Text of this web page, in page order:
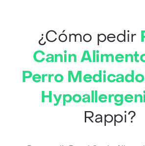
¿Cómo pedir
Canin
Perro
Rappi?